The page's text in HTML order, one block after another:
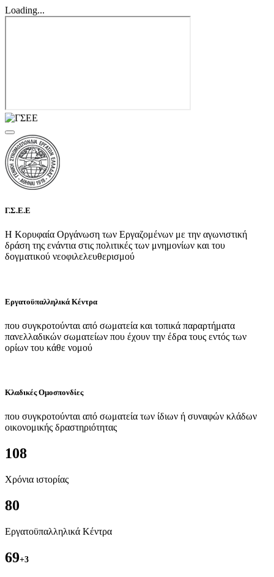
Loading...
Γ.Σ.Ε.Ε
Η Κορυφαία Οργάνωση των Εργαζομένων με την αγωνιστική
δράση της ενάντια στις πολιτικές των μνημονίων και του
δογματικού νεοφιλελευθερισμού
Εργατοϋπαλληλικά Κέντρα
που συγκροτούνται από σωματεία και τοπικά παραρτήματα
πανελλαδικών σωματείων που έχουν την έδρα τους εντός των
ορίων του κάθε νομού
Κλαδικές Ομοσπονδίες
που συγκροτούνται από σωματεία των ίδιων ή συναφών κλάδων
οικονομικής δραστηριότητας
108
Χρόνια ιστορίας
80
Εργατοϋπαλληλικά Κέντρα
69+3